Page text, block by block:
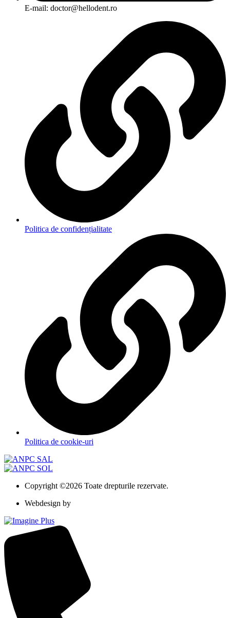
E-mail: doctor@hellodent.ro
Politica de confidențialitate
Politica de cookie-uri
Copyright ©2026 Toate drepturile rezervate.
Webdesign by